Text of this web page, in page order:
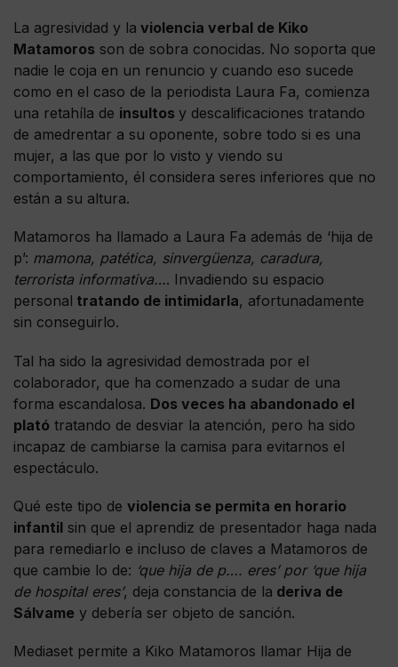
La agresividad y la violencia verbal de Kiko
Matamoros son de sobra conocidas. No soporta que
nadie le coja en un renuncio y cuando eso sucede
como en el caso de la periodista Laura Fa, comienza
una retahíla de insultos y descalificaciones tratando
de amedrentar a su oponente, sobre todo si es una
mujer, a las que por lo visto y viendo su
comportamiento, él considera seres inferiores que no
están a su altura.
Matamoros ha llamado a Laura Fa además de ‘hija de
p’: mamona, patética, sinvergüenza, caradura,
terrorista informativa…. Invadiendo su espacio
personal tratando de intimidarla, afortunadamente
sin conseguirlo.
Tal ha sido la agresividad demostrada por el
colaborador, que ha comenzado a sudar de una
forma escandalosa. Dos veces ha abandonado el
plató tratando de desviar la atención, pero ha sido
incapaz de cambiarse la camisa para evitarnos el
espectáculo.
Qué este tipo de violencia se permita en horario
infantil sin que el aprendiz de presentador haga nada
para remediarlo e incluso de claves a Matamoros de
que cambie lo de: ‘que hija de p…. eres’ por ‘que hija
de hospital eres’, deja constancia de la deriva de
Sálvame y debería ser objeto de sanción.
Mediaset permite a Kiko Matamoros llamar Hija de